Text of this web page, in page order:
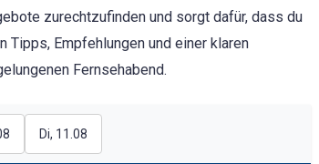
zurechtzufinden und sorgt dafür, dass du
Empfehlungen und einer klaren
Fernsehabend.
Di, 11.08